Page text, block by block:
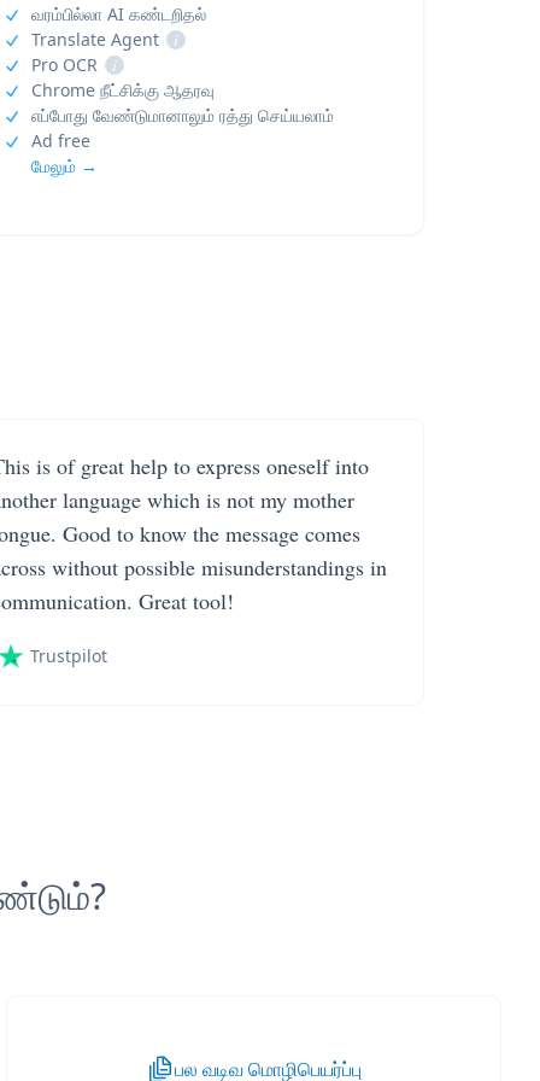
வரம்பில்லா AI கண்டறிதல்
Translate Agent
i
Pro OCR
i
Chrome நீட்சிக்கு ஆதரவு
எப்போது வேண்டுமானாலும் ரத்து செய்யலாம்
Ad free
மேலும் →
is of great help to express oneself into
language which is not my mother
Good to know the message comes
without possible misunderstandings in
Great tool!
Trustpilot
பல வடிவ மொழிபெயர்ப்பு